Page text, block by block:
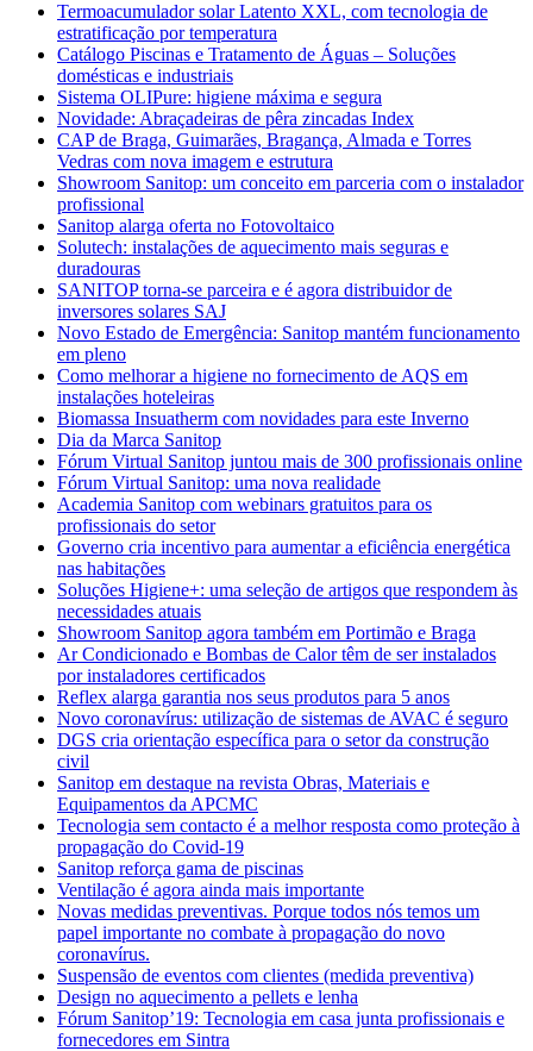
Termoacumulador solar Latento XXL, com tecnologia de
estratificação por temperatura
Catálogo Piscinas e Tratamento de Águas – Soluções
domésticas e industriais
Sistema OLIPure: higiene máxima e segura
Novidade: Abraçadeiras de pêra zincadas Index
CAP de Braga, Guimarães, Bragança, Almada e Torres
Vedras com nova imagem e estrutura
Showroom Sanitop: um conceito em parceria com o instalador
profissional
Sanitop alarga oferta no Fotovoltaico
Solutech: instalações de aquecimento mais seguras e
duradouras
SANITOP torna-se parceira e é agora distribuidor de
inversores solares SAJ
Novo Estado de Emergência: Sanitop mantém funcionamento
em pleno
Como melhorar a higiene no fornecimento de AQS em
instalações hoteleiras
Biomassa Insuatherm com novidades para este Inverno
Dia da Marca Sanitop
Fórum Virtual Sanitop juntou mais de 300 profissionais online
Fórum Virtual Sanitop: uma nova realidade
Academia Sanitop com webinars gratuitos para os
profissionais do setor
Governo cria incentivo para aumentar a eficiência energética
nas habitações
Soluções Higiene+: uma seleção de artigos que respondem às
necessidades atuais
Showroom Sanitop agora também em Portimão e Braga
Ar Condicionado e Bombas de Calor têm de ser instalados
por instaladores certificados
Reflex alarga garantia nos seus produtos para 5 anos
Novo coronavírus: utilização de sistemas de AVAC é seguro
DGS cria orientação específica para o setor da construção
civil
Sanitop em destaque na revista Obras, Materiais e
Equipamentos da APCMC
Tecnologia sem contacto é a melhor resposta como proteção à
propagação do Covid-19
Sanitop reforça gama de piscinas
Ventilação é agora ainda mais importante
Novas medidas preventivas. Porque todos nós temos um
papel importante no combate à propagação do novo
coronavírus.
Suspensão de eventos com clientes (medida preventiva)
Design no aquecimento a pellets e lenha
Fórum Sanitop’19: Tecnologia em casa junta profissionais e
fornecedores em Sintra